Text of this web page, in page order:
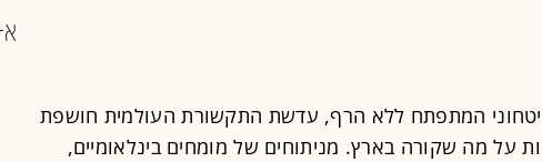
המתפתח ללא הרף, עדשת התקשורת העולמית חושפת
על מה שקורה בארץ. מניתוחים של מומחים בינלאומיים,